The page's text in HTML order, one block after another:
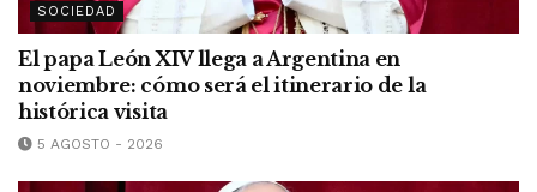
SOCIEDAD
El papa León XIV llega a Argentina en
noviembre: cómo será el itinerario de la
histórica visita
5 AGOSTO - 2026